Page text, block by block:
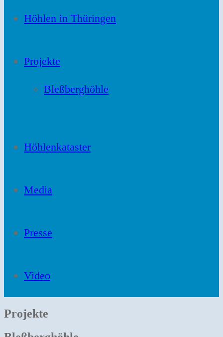
Höhlen in Thüringen
Projekte
Bleßberghöhle
Höhlenkataster
Media
Presse
Video
Projekte